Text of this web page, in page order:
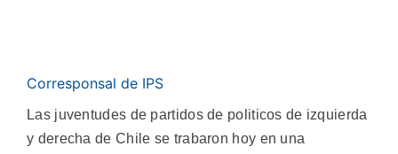
Corresponsal de IPS
Las juventudes de partidos de politicos de izquierda
y derecha de Chile se trabaron hoy en una